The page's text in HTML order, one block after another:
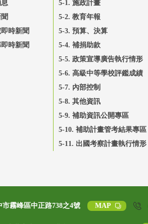
時新聞
時新聞
5-1. 施政計畫
5-2. 教育年報
5-3. 預算、決算
5-4. 補捐助款
5-5. 政策宣導廣告執行情形
5-6. 高級中等學校評鑑成績
5-7. 內部控制
5-8. 其他資訊
5-9. 補助資訊公開專區
5-10. 補助計畫管考結果專區
5-11. 出國考察計畫執行情形
市霧峰區中正路738之4號 MAP